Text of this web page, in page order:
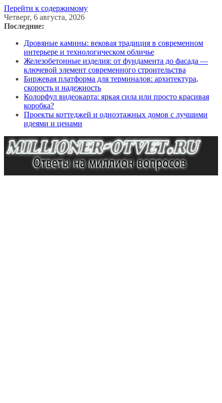
Перейти к содержимому
Четверг, 6 августа, 2026
Последние:
Дровяные камины: вековая традиция в современном
интерьере и технологическом обличье
Железобетонные изделия: от фундамента до фасада —
ключевой элемент современного строительства
Биржевая платформа для терминалов: архитектура,
скорость и надежность
Колорфул видеокарта: яркая сила или просто красивая
коробка?
Проекты коттеджей и одноэтажных домов с лучшими
идеями и ценами